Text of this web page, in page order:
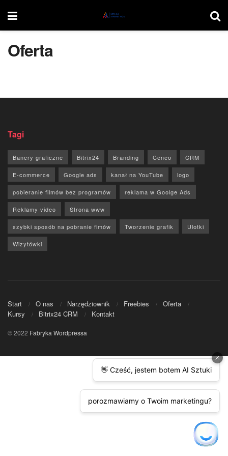
Oferta
Tagi
Banery graficzne Bitrix24 Branding Ceneo CRM
E-commerce Google ads kanał na YouTube logo
pobieranie filmów bez programów reklama w Goolge Ads
Reklamy video Strona www
szybki sposób na pobranie fimów Tworzenie grafik Ulotki
Wizytówki
Start O nas Narzędziownik Freebies
Oferta
Kursy
Bitrix24 CRM Kontakt
© 2022 Fabryka Wordpressa